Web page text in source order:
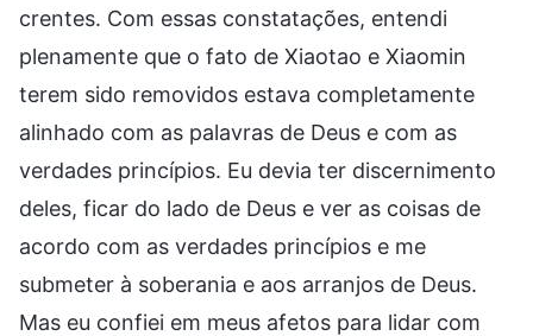
crentes. Com essas constatações, entendi
plenamente que o fato de Xiaotao e Xiaomin
terem sido removidos estava completamente
alinhado com as palavras de Deus e com as
verdades princípios. Eu devia ter discernimento
deles, ficar do lado de Deus e ver as coisas de
acordo com as verdades princípios e me
submeter à soberania e aos arranjos de Deus.
Mas eu confiei em meus afetos para lidar com